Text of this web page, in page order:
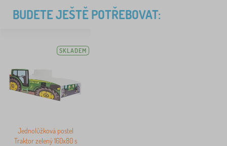
BUDETE JEŠTĚ POTŘEBOVAT:
SKLADEM
Jednolůžková postel
Traktor zelený 160x80 s